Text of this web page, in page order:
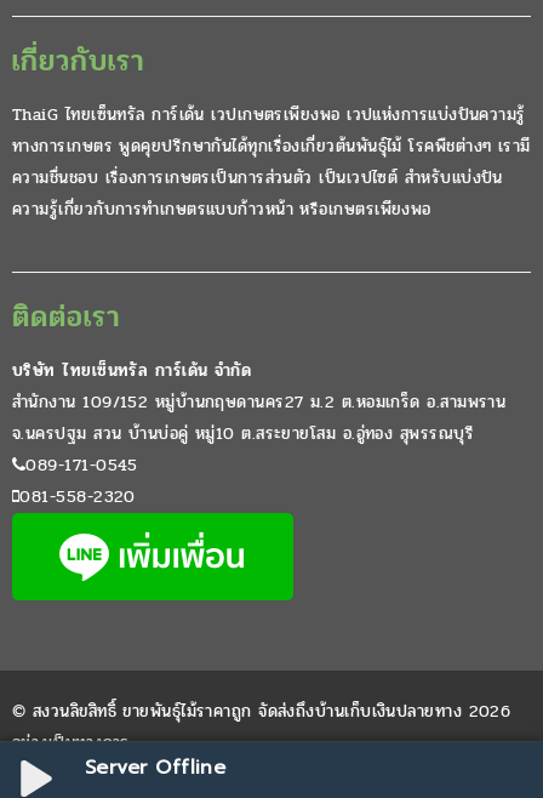
เกี่ยวกับเรา
ThaiG ไทยเซ็นทรัล การ์เด้น เวปเกษตรเพียงพอ เวปแห่งการแบ่งปันความรู้
ทางการเกษตร พูดคุยปรึกษากันได้ทุกเรื่องเกี่ยวต้นพันธุ์ไม้ โรคพืชต่างๆ เรามี
ความชื่นชอบ เรื่องการเกษตรเป็นการส่วนตัว เป็นเวปไซต์ สำหรับแบ่งปัน
ความรู้เกี่ยวกับการทำเกษตรแบบก้าวหน้า หรือเกษตรเพียงพอ
ติดต่อเรา
บริษัท ไทยเซ็นทรัล การ์เด้น จำกัด
สำนักงาน 109/152 หมู่บ้านกฤษดานคร27 ม.2 ต.หอมเกร็ด อ.สามพราน
จ.นครปฐม สวน บ้านบ่อคู่ หมู่10 ต.สระยายโสม อ.อู่ทอง สุพรรณบุรี
089-171-0545
081-558-2320
© สงวนลิขสิทธิ์ ขายพันธุ์ไม้ราคาถูก จัดส่งถึงบ้านเก็บเงินปลายทาง 2026
อย่างเป็นทางการ
Website by
Server Offline